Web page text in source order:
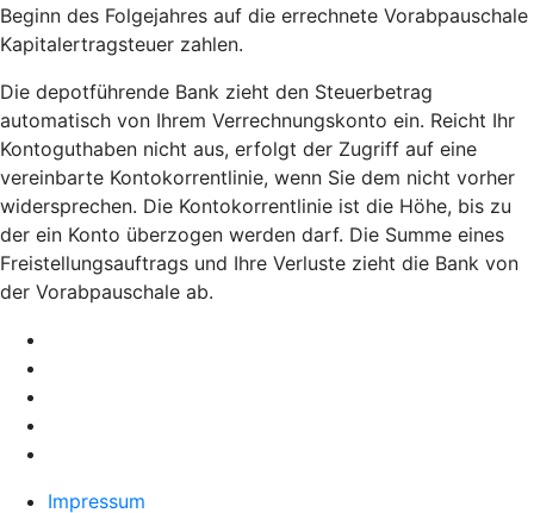
Beginn des Folgejahres auf die errechnete Vorabpauschale
Kapitalertragsteuer zahlen.
Die depotführende Bank zieht den Steuerbetrag
automatisch von Ihrem Verrechnungskonto ein. Reicht Ihr
Kontoguthaben nicht aus, erfolgt der Zugriff auf eine
vereinbarte Kontokorrentlinie, wenn Sie dem nicht vorher
widersprechen. Die Kontokorrentlinie ist die Höhe, bis zu
der ein Konto überzogen werden darf. Die Summe eines
Freistellungsauftrags und Ihre Verluste zieht die Bank von
der Vorabpauschale ab.
Impressum